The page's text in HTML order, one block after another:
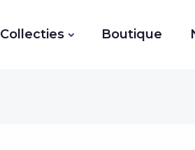
Collecties Boutique